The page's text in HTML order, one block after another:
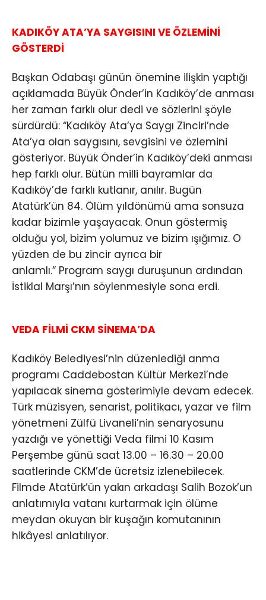
KADIKÖY ATA’YA SAYGISINI VE ÖZLEMİNİ
GÖSTERDİ
Başkan Odabaşı günün önemine ilişkin yaptığı
açıklamada Büyük Önder’in Kadıköy’de anması
her zaman farklı olur dedi ve sözlerini şöyle
sürdürdü: “Kadıköy Ata’ya Saygı Zinciri’nde
Ata’ya olan saygısını, sevgisini ve özlemini
gösteriyor. Büyük Önder’in Kadıköy’deki anması
hep farklı olur. Bütün milli bayramlar da
Kadıköy’de farklı kutlanır, anılır. Bugün
Atatürk’ün 84. Ölüm yıldönümü ama sonsuza
kadar bizimle yaşayacak. Onun göstermiş
olduğu yol, bizim yolumuz ve bizim ışığımız. O
yüzden de bu zincir ayrıca bir
anlamlı.” Program saygı duruşunun ardından
İstiklal Marşı’nın söylenmesiyle sona erdi.
VEDA FİLMİ CKM SİNEMA’DA
Kadıköy Belediyesi’nin düzenlediği anma
programı Caddebostan Kültür Merkezi’nde
yapılacak sinema gösterimiyle devam edecek.
Türk müzisyen, senarist, politikacı, yazar ve film
yönetmeni Zülfü Livaneli’nin senaryosunu
yazdığı ve yönettiği Veda filmi 10 Kasım
Perşembe günü saat 13.00 – 16.30 – 20.00
saatlerinde CKM’de ücretsiz izlenebilecek.
Filmde Atatürk’ün yakın arkadaşı Salih Bozok’un
anlatımıyla vatanı kurtarmak için ölüme
meydan okuyan bir kuşağın komutanının
hikâyesi anlatılıyor.